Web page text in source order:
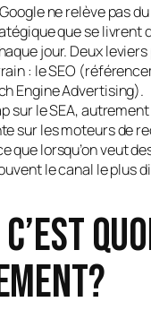
ne relève pas
que se livrent
jour. Deux
: le SEO
Engine Advertising).
sur le SEA,
sur les moteurs de
que lorsqu’on veut
le canal le plus
c’est